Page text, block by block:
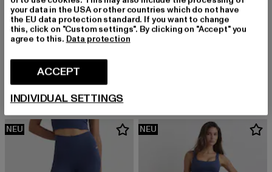
AIMN
Ribbed Performance
EUR 53,99
Derzeitiger Preis: EUR 53,99
NEU NEU
your data in the USA or other countries which do not have
the EU data protection standard. If you want to change
this, click on "Custom settings". By clicking on "Accept" you
agree to this. Data protection
ACCEPT
INDIVIDUAL SETTINGS